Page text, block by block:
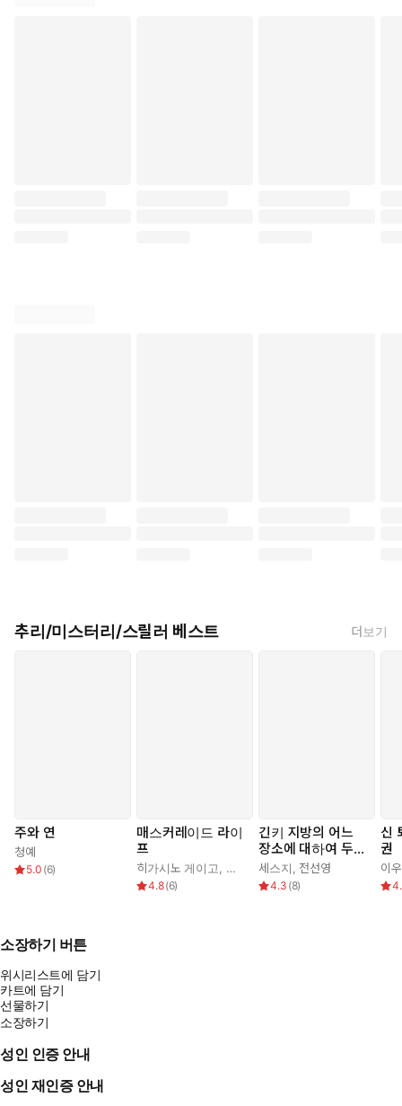
추리/미스터리/스릴러 베스트 더보기
주와 연
청예
5.0 (6)
매스커레이드 라이
프
히가시노 게이고 김은모
4.8(6)
긴키 지방의 어느
장소에 대하여 두
번째 기록
세스지 전선영
4.3 (8)
신
권
이
소장하기 버튼
위시리스트에 담기
카트에 담기
선물하기
소장하기
성인 인증 안내
성인 재인증 안내